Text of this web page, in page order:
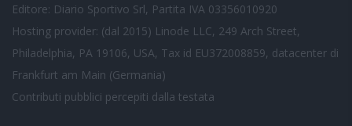
Editore: Diario Sportivo Srl, Partita IVA 03356010920
Hosting provider: (dal 2015) Linode LLC, 249 Arch Street,
Philadelphia, PA 19106, USA, Tax id EU372008859, datacenter di
Frankfurt am Main (Germania)
Contributi pubblici percepiti dalla testata